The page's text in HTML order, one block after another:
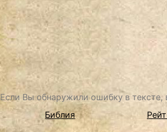
Если Вы обнаружили ошибку в
Библия